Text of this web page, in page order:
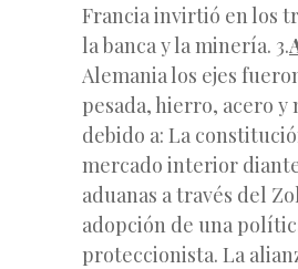
Francia invirtió en los
la banca y la minería. 3.
Alemania los ejes
pesada, hierro, acero y
debido a: La
mercado interior
aduanas a través del
adopción de una
proteccionista. La